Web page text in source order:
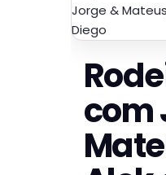
Jorge &
Diego
com